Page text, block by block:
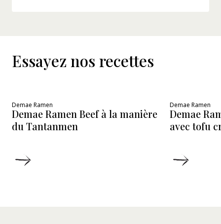
Essayez nos recettes
Demae Ramen
Demae Ramen Beef à la manière
du Tantanmen
Demae Ramen
Demae
avec tofu